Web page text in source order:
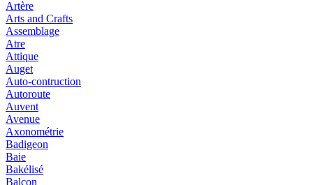
Artère
Arts and Crafts
Assemblage
Atre
Attique
Auget
Auto-contruction
Autoroute
Auvent
Avenue
Axonométrie
Badigeon
Baie
Bakélisé
Balcon